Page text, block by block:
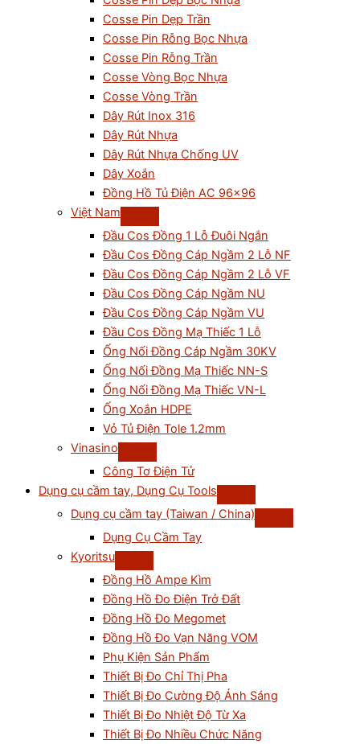
Cosse Pin Dẹp Trần
Cosse Pin Rỗng Bọc Nhựa
Cosse Pin Rỗng Trần
Cosse Vòng Bọc Nhựa
Cosse Vòng Trần
Dây Rút Inox 316
Dây Rút Nhựa
Dây Rút Nhựa Chống UV
Dây Xoắn
Đồng Hồ Tủ Điện AC 96×96
Việt Nam
Đầu Cos Đồng 1 Lỗ Đuôi Ngắn
Đầu Cos Đồng Cáp Ngầm 2 Lỗ NF
Đầu Cos Đồng Cáp Ngầm 2 Lỗ VF
Đầu Cos Đồng Cáp Ngầm NU
Đầu Cos Đồng Cáp Ngầm VU
Đầu Cos Đồng Mạ Thiếc 1 Lỗ
Ống Nối Đồng Cáp Ngầm 30KV
Ống Nối Đồng Mạ Thiếc NN-S
Ống Nối Đồng Mạ Thiếc VN-L
Ống Xoắn HDPE
Vỏ Tủ Điện Tole 1.2mm
Vinasino
Công Tơ Điện Tử
Dụng cụ cầm tay, Dụng Cụ Tools
Dụng cụ cầm tay (Taiwan / China)
Dụng Cụ Cầm Tay
Kyoritsu
Đồng Hồ Ampe Kìm
Đồng Hồ Đo Điện Trở Đất
Đồng Hồ Đo Megomet
Đồng Hồ Đo Vạn Năng VOM
Phụ Kiện Sản Phẩm
Thiết Bị Đo Chỉ Thị Pha
Thiết Bị Đo Cường Độ Ánh Sáng
Thiết Bị Đo Nhiệt Độ Từ Xa
Thiết Bị Đo Nhiều Chức Năng